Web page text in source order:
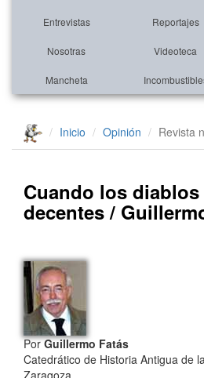
Entrevistas Reportajes
Nosotras Videoteca
Mancheta
Inicio Opinión Revista
Cuando los diablos
decentes /
PorGuillermo Fatás
Catedrático de Historia Antigua de